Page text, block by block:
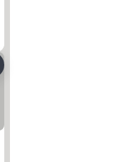
a favoritos